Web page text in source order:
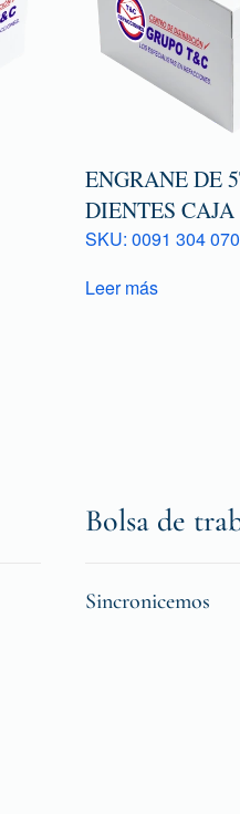
ENGRANE DE
DIENTES CAJA
SKU: 0091 304 070
Leer más
Bolsa de
Sincronicemos